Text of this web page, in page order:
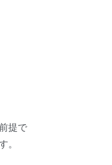
提で
。